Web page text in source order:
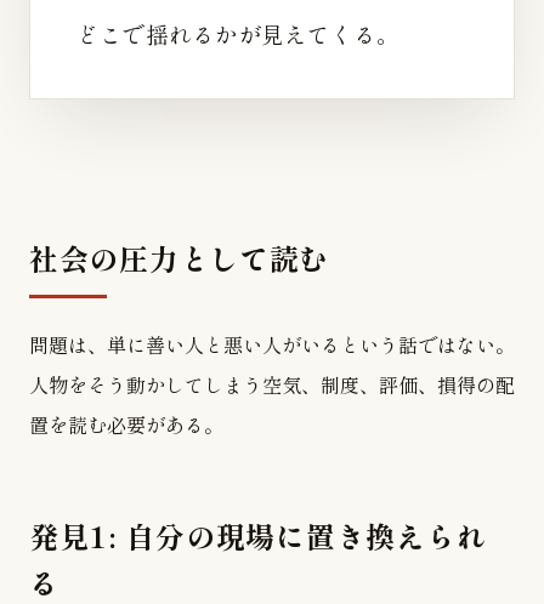
どこで揺れるかが見えてくる。
社会の圧力として読む
問題は、単に善い人と悪い人がいるという話ではない。
人物をそう動かしてしまう空気、制度、評価、損得の配
置を読む必要がある。
発見1: 自分の現場に置き換えられ
る